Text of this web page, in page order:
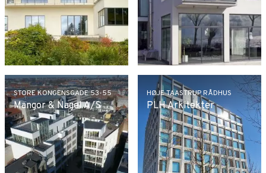
STORE KONGENSGADE 53-55
Mangor & Nagel A/S
HØJE TAASTRUP RÅDHUS
PLH Arkitekter